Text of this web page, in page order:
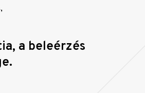
a beleérzés